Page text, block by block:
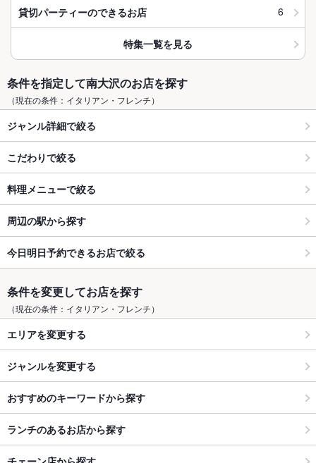
貸切パーティーのできるお店 6
特集一覧を見る
条件を指定して南大沢のお店を探す
（現在の条件：イタリアン・フレンチ）
ジャンル詳細で絞る
こだわりで絞る
料理メニューで絞る
周辺の駅から探す
今日明日予約できるお店で絞る
条件を変更してお店を探す
（現在の条件：イタリアン・フレンチ）
エリアを変更する
ジャンルを変更する
おすすめのキーワードから探す
ランチのあるお店から探す